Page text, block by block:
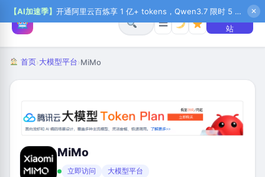
【AI加速季】 开通阿里云百炼享 1 亿+ tokens，Qwen3.7 限时 5 折起，秒悟新注送 1 万积分，加入 OPC 赢百万助力金，QoderWork CN 首月 0 元 ✕
☰
+ 提交网
站
首页›大模型平台›MiMo
MiMo
立即访问 大模型平台